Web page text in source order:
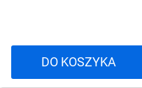
DO KOSZYKA